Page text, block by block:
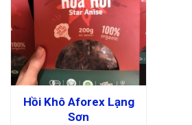
Hồi Khô Aforex Lạng
Sơn